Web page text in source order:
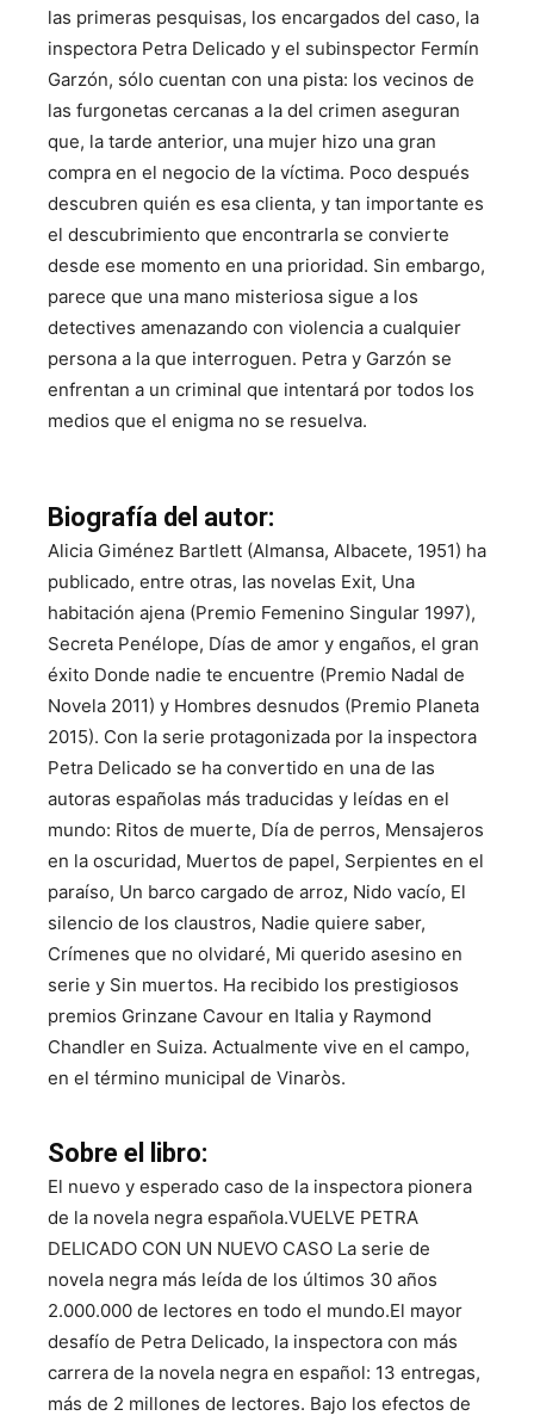
las primeras pesquisas, los encargados del caso, la
inspectora Petra Delicado y el subinspector Fermín
Garzón, sólo cuentan con una pista: los vecinos de
las furgonetas cercanas a la del crimen aseguran
que, la tarde anterior, una mujer hizo una gran
compra en el negocio de la víctima. Poco después
descubren quién es esa clienta, y tan importante es
el descubrimiento que encontrarla se convierte
desde ese momento en una prioridad. Sin embargo,
parece que una mano misteriosa sigue a los
detectives amenazando con violencia a cualquier
persona a la que interroguen. Petra y Garzón se
enfrentan a un criminal que intentará por todos los
medios que el enigma no se resuelva.
Biografía del autor:
Alicia Giménez Bartlett (Almansa, Albacete, 1951) ha
publicado, entre otras, las novelas Exit, Una
habitación ajena (Premio Femenino Singular 1997),
Secreta Penélope, Días de amor y engaños, el gran
éxito Donde nadie te encuentre (Premio Nadal de
Novela 2011) y Hombres desnudos (Premio Planeta
2015). Con la serie protagonizada por la inspectora
Petra Delicado se ha convertido en una de las
autoras españolas más traducidas y leídas en el
mundo: Ritos de muerte, Día de perros, Mensajeros
en la oscuridad, Muertos de papel, Serpientes en el
paraíso, Un barco cargado de arroz, Nido vacío, El
silencio de los claustros, Nadie quiere saber,
Crímenes que no olvidaré, Mi querido asesino en
serie y Sin muertos. Ha recibido los prestigiosos
premios Grinzane Cavour en Italia y Raymond
Chandler en Suiza. Actualmente vive en el campo,
en el término municipal de Vinaròs.
Sobre el libro:
El nuevo y esperado caso de la inspectora pionera
de la novela negra española.VUELVE PETRA
DELICADO CON UN NUEVO CASO La serie de
novela negra más leída de los últimos 30 años
2.000.000 de lectores en todo el mundo.El mayor
desafío de Petra Delicado, la inspectora con más
carrera de la novela negra en español: 13 entregas,
más de 2 millones de lectores. Bajo los efectos de